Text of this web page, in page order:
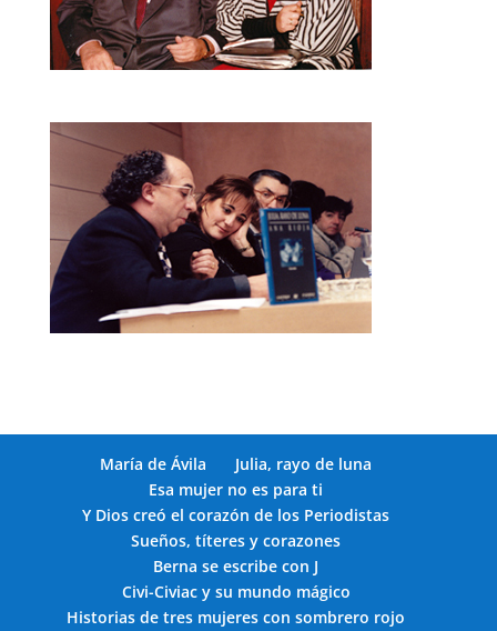
María de Ávila
Julia, rayo de luna
Esa mujer no es para ti
Y Dios creó el corazón de los Periodistas
Sueños, títeres y corazones
Berna se escribe con J
Civi-Civiac y su mundo mágico
Historias de tres mujeres con sombrero rojo